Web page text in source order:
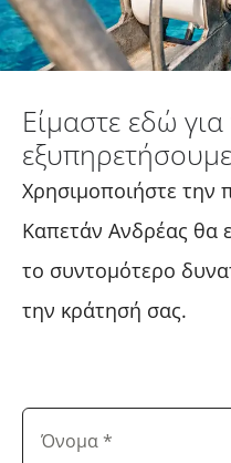
Είμαστε εδώ
εξυπηρετήσουμε
Χρησιμοποιήστε την
Καπετάν Ανδρέας θα
το συντομότερο
την κράτησή σας.